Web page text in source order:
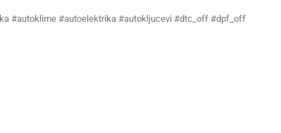
#autoklime #autoelektrika #autokljucevi #dtc_off #dpf_off